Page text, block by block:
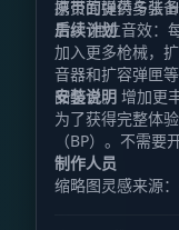
携带的弹药与装
击。 独立音效：
原页面提供多张
后续计划
加入更多枪械，
音器和扩容弹匣
品整合。 增加更
安装说明
为了获得完整体
（BP）。不需要
制作人员
缩略图灵感来源